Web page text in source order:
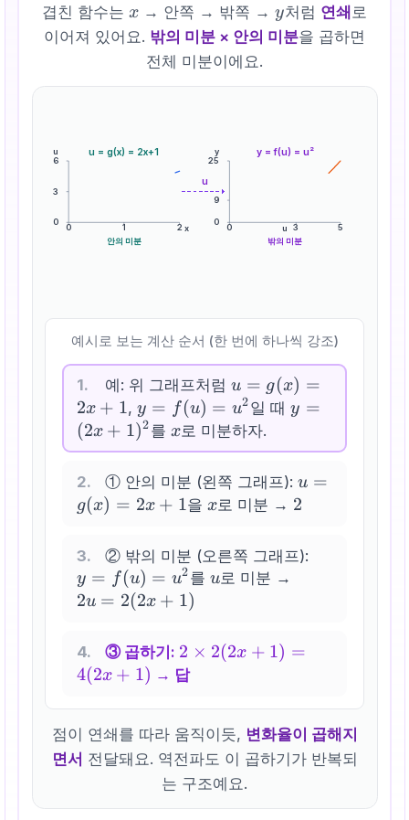
겹친 함수는x
x → 안쪽 → 밖쪽 →y
y처럼 연쇄 로
이어져 있어요. 밖의 미분 × 안의 미분을 곱하면
전체 미분이에요.
0 1 2
0
3
6
x
u u = g(x) = 2x+1
u
0 3 5
0
9
25
u
y y = f(u) = u²
안의 미분 밖의 미분
예시로 보는 계산 순서 (한 번에 하나씩 강조)
1. 예: 위 그래프처럼 u =
g(x)
=
2x+1
u = g(x) =
2x + 1, y =
f(u)
=
u^2
y = f (u) = u2일 때y =
y =
(2x + 1)2 를 x
x로 미분하자.
2. ① 안의 미분 (왼쪽 그래프): u =
g(x)
2x+1
u =
g(x) = 2x + 1을 x
x로 미분 → 2
2
3. ② 밖의 미분 (오른쪽 그래프):
y = f (u) = u2를u
u로 미분 →
2u = 2(2x + 1)
4. ③ 곱하기: 2 \times
2(2x+1)
2 × 2(2x + 1) =
4(2x + 1) → 답
점이 연쇄를 따라 움직이듯, 변화율이 곱해지
면서 전달돼요. 역전파도 이 곱하기가 반복되
는 구조예요.